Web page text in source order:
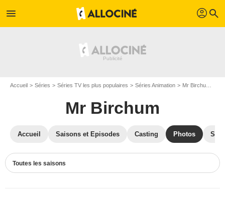
menu profil search
Accueil Séries Séries TV les plus populaires Séries Animation Mr Birchum
Mr Birchum
Accueil Saisons et Episodes Casting Photos
Toutes les saisons